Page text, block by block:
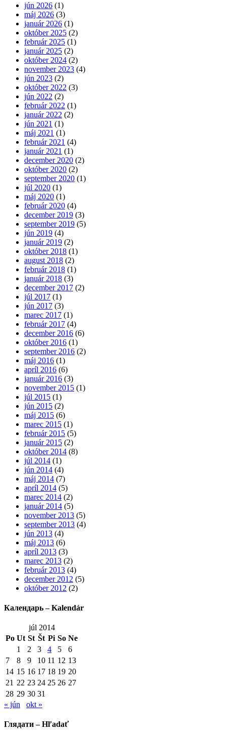
jún 2026 (1)
máj 2026 (3)
január 2026 (1)
október 2025 (2)
február 2025 (1)
január 2025 (2)
október 2024 (2)
november 2023 (4)
jún 2023 (2)
október 2022 (3)
jún 2022 (2)
február 2022 (1)
január 2022 (2)
jún 2021 (1)
máj 2021 (1)
február 2021 (4)
január 2021 (1)
december 2020 (2)
október 2020 (2)
september 2020 (1)
júl 2020 (1)
máj 2020 (1)
február 2020 (4)
december 2019 (3)
september 2019 (5)
jún 2019 (4)
január 2019 (2)
október 2018 (1)
august 2018 (2)
február 2018 (1)
január 2018 (3)
december 2017 (2)
júl 2017 (1)
jún 2017 (3)
marec 2017 (1)
február 2017 (4)
december 2016 (6)
október 2016 (1)
september 2016 (2)
máj 2016 (1)
apríl 2016 (6)
január 2016 (3)
november 2015 (1)
júl 2015 (1)
jún 2015 (2)
máj 2015 (6)
marec 2015 (1)
február 2015 (5)
január 2015 (2)
október 2014 (8)
júl 2014 (1)
jún 2014 (4)
máj 2014 (7)
apríl 2014 (5)
marec 2014 (2)
január 2014 (5)
november 2013 (5)
september 2013 (4)
jún 2013 (4)
máj 2013 (6)
apríl 2013 (3)
marec 2013 (2)
február 2013 (4)
december 2012 (5)
október 2012 (2)
Календарь – Kalendár
júl 2014
Po Ut St Št Pi So Ne
1
2 3 4 5
6
7
8 9 10 11 12 13
14 15 16 17 18 19 20
21 22 23 24 25 26 27
28 29 30 31
« jún
okt »
Глядати – Hľadať